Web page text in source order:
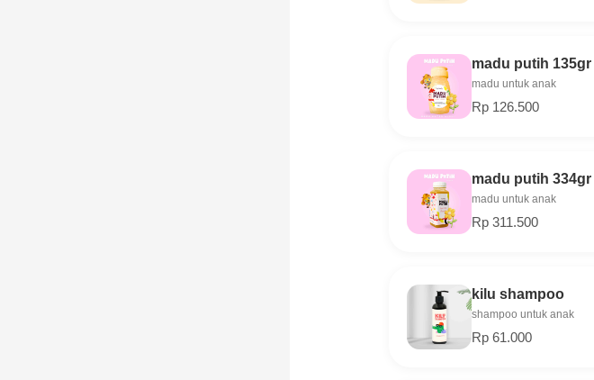
madu putih 135gr
madu untuk anak
Rp 126.500
madu putih 334gr
madu untuk anak
Rp 311.500
kilu shampoo
shampoo untuk anak
Rp 61.000